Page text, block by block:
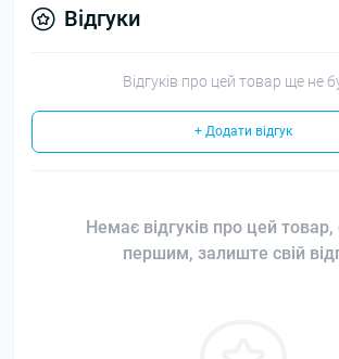
Відгуки
Відгуків про цей товар ще не
+ Додати відгук
Немає відгуків про цей товар,
першим, залиште свій